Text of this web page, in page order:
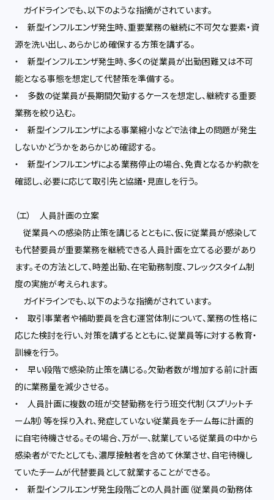
ガイドラインでも、以下のような指摘がされています。
・ 新型インフルエンザ発生時、重要業務の継続に不可欠な要素・資
源を洗い出し、あらかじめ確保する方策を講ずる。
・ 新型インフルエンザ発生時、多くの従業員が出勤困難又は不可
能となる事態を想定して代替策を準備する。
・ 多数の従業員が長期間欠勤するケースを想定し、継続する重要
業務を絞り込む。
・ 新型インフルエンザによる事業縮小などで法律上の問題が発生
しないかどうかをあらかじめ確認する。
・ 新型インフルエンザによる業務停止の場合、免責となるか約款を
確認し、必要に応じて取引先と協議・見直しを行う。
（エ） 人員計画の立案
従業員への感染防止策を講じるとともに、仮に従業員が感染して
も代替要員が重要業務を継続できる人員計画を立てる必要があり
ます。その方法として、時差出勤、在宅勤務制度、フレックスタイム制
度の実施が考えられます。
ガイドラインでも、以下のような指摘がされています。
・ 取引事業者や補助要員を含む運営体制について、業務の性格に
応じた検討を行い、対策を講ずるとともに、従業員等に対する教育・
訓練を行う。
・ 早い段階で感染防止策を講じる。欠勤者数が増加する前に計画
的に業務量を減少させる。
・ 人員計画に複数の班が交替勤務を行う班交代制（スプリットチ
ーム制）等を採り入れ、発症していない従業員をチーム毎に計画的
に自宅待機させる。その場合、万が一、就業している従業員の中から
感染者がでたとしても、濃厚接触者を含めて休業させ、自宅待機し
ていたチームが代替要員として就業することができる。
・ 新型インフルエンザ発生段階ごとの人員計画（従業員の勤務体